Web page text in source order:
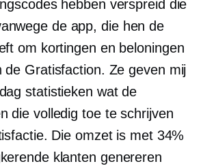
hebben verspreid die
de app, die hen de
om kortingen en beloningen
de Gratisfaction. Ze geven mij
statistieken wat de
die volledig toe te schrijven
Die omzet is met 34%
klanten genereren